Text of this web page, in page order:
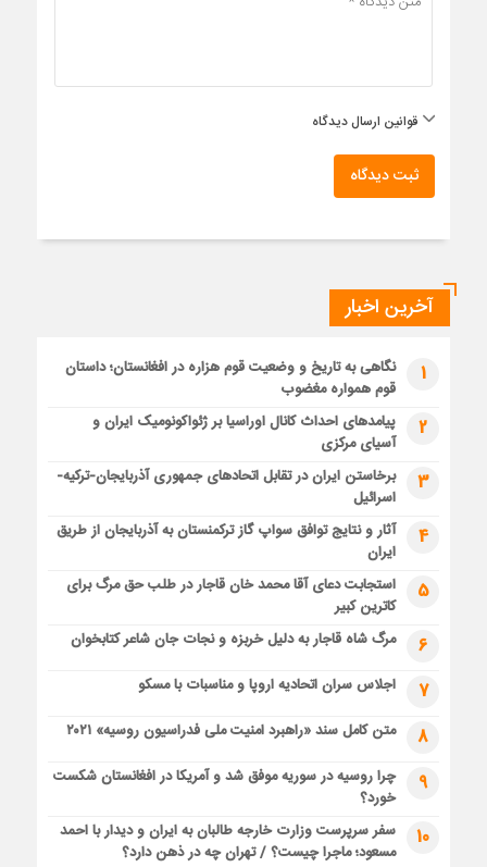
قوانین ارسال دیدگاه
ثبت دیدگاه
آخرین اخبار
1
نگاهی به تاریخ و وضعیت قوم هزاره در افغانستان؛ داستان
قوم همواره مغضوب
2
پیامدهای احداث کانال اوراسیا بر ژئواکونومیک ایران و
آسیای مرکزی
3
برخاستن ایران در تقابل اتحادهای جمهوری آذربایجان-ترکیه-
اسرائیل
4
آثار و نتایج توافق سواپ گاز ترکمنستان به آذربایجان از طریق
ایران
5
استجابت دعای آقا محمد خان قاجار در طلب حق مرگ برای
کاترین کبیر
6 مرگ شاه قاجار به دلیل خربزه و نجات جان شاعر کتابخوان
7 اجلاس سران اتحادیه اروپا و مناسبات با مسکو
8 متن کامل سند «راهبرد امنیت ملی فدراسیون روسیه» ۲۰۲۱
9
چرا روسیه در سوریه موفق شد و آمریکا در افغانستان شکست
خورد؟
10
سفر سرپرست وزارت خارجه طالبان به ایران و دیدار با احمد
مسعود؛ ماجرا چیست؟ / تهران چه در ذهن دارد؟